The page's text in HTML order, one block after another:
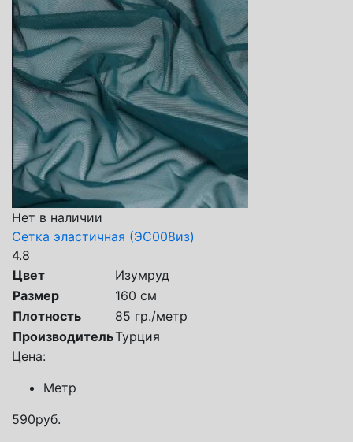
Нет в наличии
Сетка эластичная (ЭС008из)
4.8
Цвет
Изумруд
Размер
160 см
Плотность
85 гр./метр
ПроизводительТурция
Цена:
Метр
590руб.